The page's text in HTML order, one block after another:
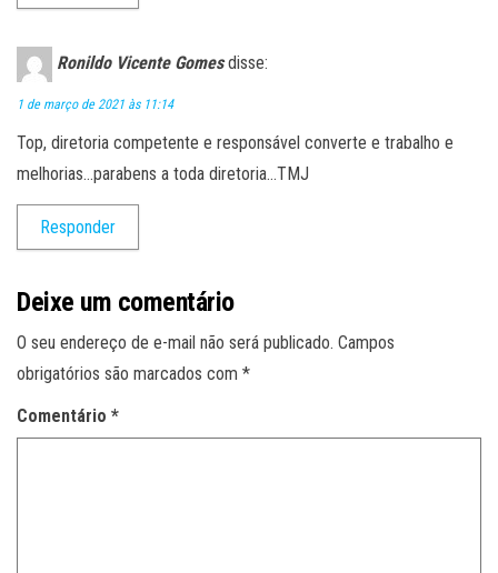
Ronildo Vicente Gomes disse:
1 de março de 2021 às 11:14
Top, diretoria competente e responsável converte e trabalho e
melhorias…parabens a toda diretoria…TMJ
Responder
Deixe um comentário
O seu endereço de e-mail não será publicado. Campos
obrigatórios são marcados com *
Comentário *